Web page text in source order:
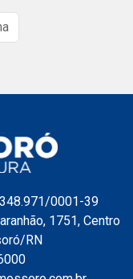
0001-39
1751, Centro
RN